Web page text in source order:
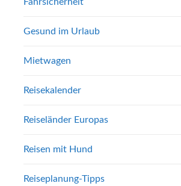
Fahrsicherheit
Gesund im Urlaub
Mietwagen
Reisekalender
Reiseländer Europas
Reisen mit Hund
Reiseplanung-Tipps